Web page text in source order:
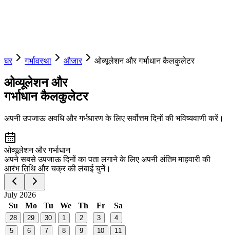
घर गर्भावस्था औजार ओव्यूलेशन और गर्भाधान कैलकुलेटर
ओव्यूलेशन और
गर्भाधान कैलकुलेटर
अपनी उपजाऊ अवधि और गर्भधारण के लिए सर्वोत्तम दिनों की भविष्यवाणी करें।
ओव्यूलेशन और गर्भाधान
अपने सबसे उपजाऊ दिनों का पता लगाने के लिए अपनी अंतिम माहवारी की
आरंभ तिथि और चक्र की लंबाई चुनें।
July 2026
Su
Mo Tu We Th Fr Sa
28 29 30 1 2 3
4
5
6 7 8 9 10
11